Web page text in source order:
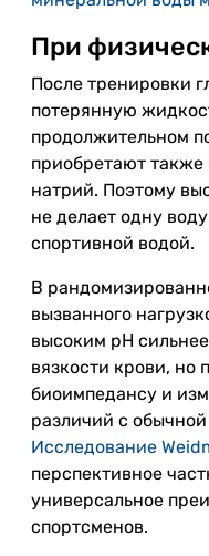
При
После тренировки
потерянную
продолжительном
приобретают также
натрий. Поэтому
не делает одну
спортивной водой.
В
вызванного
высоким pH
вязкости крови, но
биоимпедансу и
различий с
Исследование
перспективное
универсальное
спортсменов.